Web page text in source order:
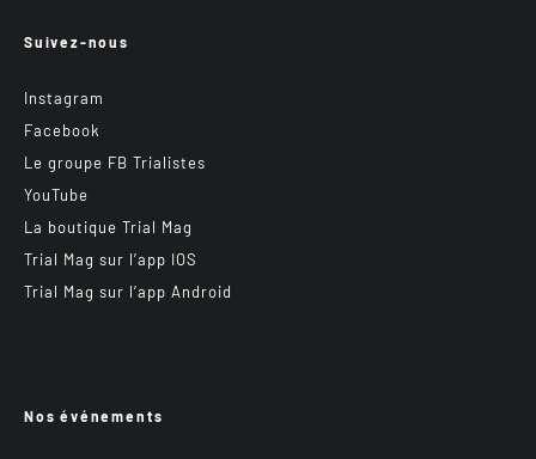
Suivez-nous
Instagram
Facebook
Le groupe FB Trialistes
YouTube
La boutique Trial Mag
Trial Mag sur l’app IOS
Trial Mag sur l’app Android
Nos événements